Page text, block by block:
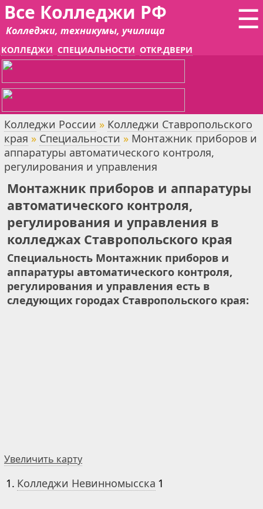
☰
Все Колледжи РФ
Колледжи, техникумы, училища
КОЛЛЕДЖИ СПЕЦИАЛЬНОСТИ ОТКР.ДВЕРИ
Колледжи России » Колледжи Ставропольского
края » Специальности » Монтажник приборов и
аппаратуры автоматического контроля,
регулирования и управления
Монтажник приборов и аппаратуры
автоматического контроля,
регулирования и управления в
колледжах Ставропольского края
Специальность Монтажник приборов и
аппаратуры автоматического контроля,
регулирования и управления есть в
следующих городах Ставропольского края:
Увеличить карту
1. Колледжи Невинномысска 1